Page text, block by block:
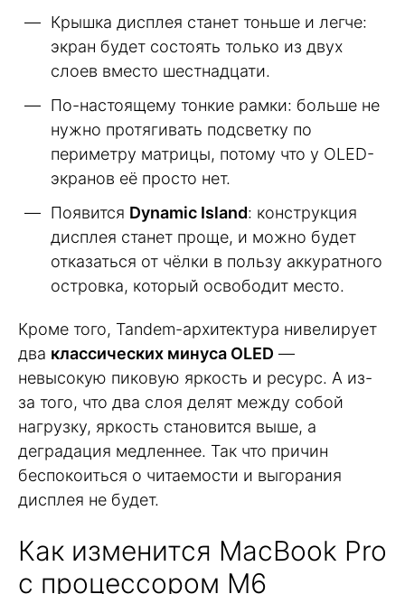
Крышка дисплея станет тоньше и легче:
экран будет состоять только из двух
слоев вместо шестнадцати.
По-настоящему тонкие рамки: больше не
нужно протягивать подсветку по
периметру матрицы, потому что у OLED-
экранов её просто нет.
Появится Dynamic Island: конструкция
дисплея станет проще, и можно будет
отказаться от чёлки в пользу аккуратного
островка, который освободит место.
Кроме того, Tandem-архитектура нивелирует
два классических минуса OLED —
невысокую пиковую яркость и ресурс. А из-
за того, что два слоя делят между собой
нагрузку, яркость становится выше, а
деградация медленнее. Так что причин
беспокоиться о читаемости и выгорания
дисплея не будет.
Как изменится MacBook Pro
с процессором M6